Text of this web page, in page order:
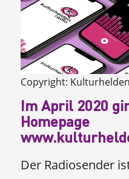
Copyright:
Im April 2020
Homepage
Der Radiosender